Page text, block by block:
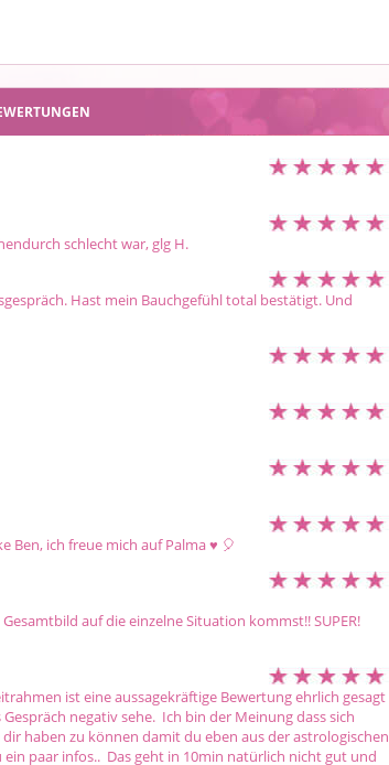
schlecht war, glg H.
Hast mein Bauchgefühl total bestätigt. Und
Ben, ich freue mich auf Palma ♥ ️🎈
auf die einzelne Situation kommst!! SUPER!
ist eine aussagekräftige Bewertung ehrlich gesagt
negativ sehe.  Ich bin der Meinung dass sich
haben zu können damit du eben aus der astrologischen
paar infos..  Das geht in 10min natürlich nicht gut und